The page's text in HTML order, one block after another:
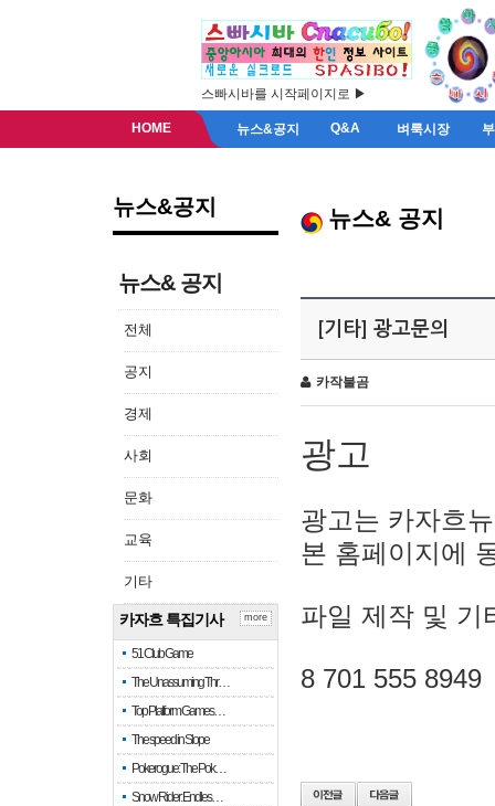
스빠시바를 시작페이지로 ▶
HOME 뉴스&공지 Q&A 벼룩시장
뉴스&공지
뉴스& 공지
전체
공지
경제
사회
문화
교육
기타
카자흐 특집기사
51 Club Game
The Unassuming Thr…
Top Platform Games…
The speed in Slope
Pokerogue: The Pok…
Snow Rider: Endles…
more
뉴스& 공지
[기타] 광고문의
카작불곰
광고
광고는 카자흐
본 홈페이지에
파일 제작 및 기
8 701 555 8949